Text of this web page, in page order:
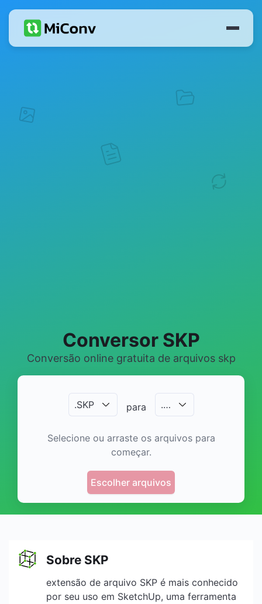
Conversor SKP
Conversão online gratuita de arquivos skp
.SKP para .…
Selecione ou arraste os arquivos para
começar.
Escolher arquivos
Sobre SKP
extensão de arquivo SKP é mais conhecido
por seu uso em SketchUp, uma ferramenta